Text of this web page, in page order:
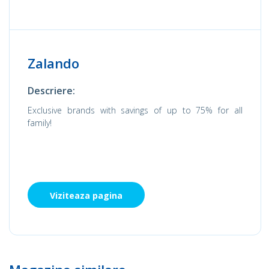
Zalando
Descriere:
Exclusive brands with savings of up to 75% for all
family!
Viziteaza pagina